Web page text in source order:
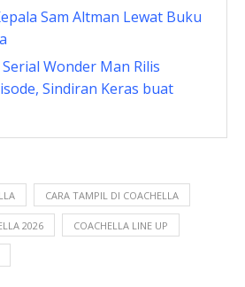
Sam Altman Lewat Buku
Wonder Man Rilis
Sindiran Keras buat
CARA TAMPIL DI COACHELLA
2026 COACHELLA LINE UP